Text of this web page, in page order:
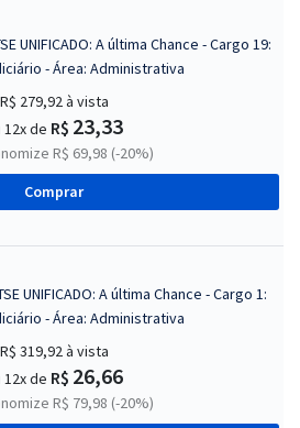
UNIFICADO: A última Chance - Cargo 19:
- Área: Administrativa
R$ 279,92à vista
12x de R$ 23,33
R$ 69,98 (-20%)
Comprar
UNIFICADO: A última Chance - Cargo 1:
- Área: Administrativa
R$ 319,92à vista
12x de R$ 26,66
R$ 79,98 (-20%)